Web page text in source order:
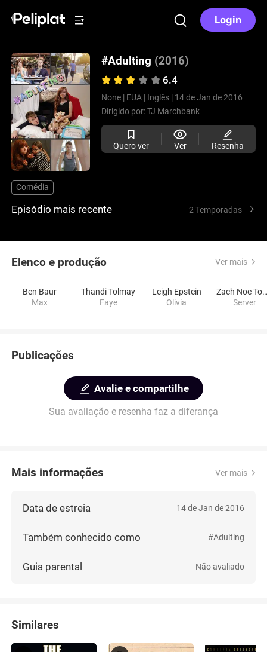
Login
#Adulting (2016)
6.4
None | EUA | Inglês | 14 de Jan de 2016
Dirigido por:TJ Marchbank
Quero ver Ver Resenha
Comédia
Episódio mais recente 2 Temporadas
Elenco e produção Ver mais
Ben Baur
Max
Thandi Tolmay
Faye
Leigh Epstein
Olivia
Zach Noe
Server
Publicações
Avalie e compartilhe
Sua avaliação e resenha faz a diferança
Mais informações Ver mais
Data de estreia 14 de Jan de 2016
Também conhecido como #Adulting
Guia parental Não avaliado
Similares